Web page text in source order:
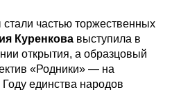
частью торжественных
Куренкова выступила в
открытия, а образцовый
«Родники» — на
единства народов